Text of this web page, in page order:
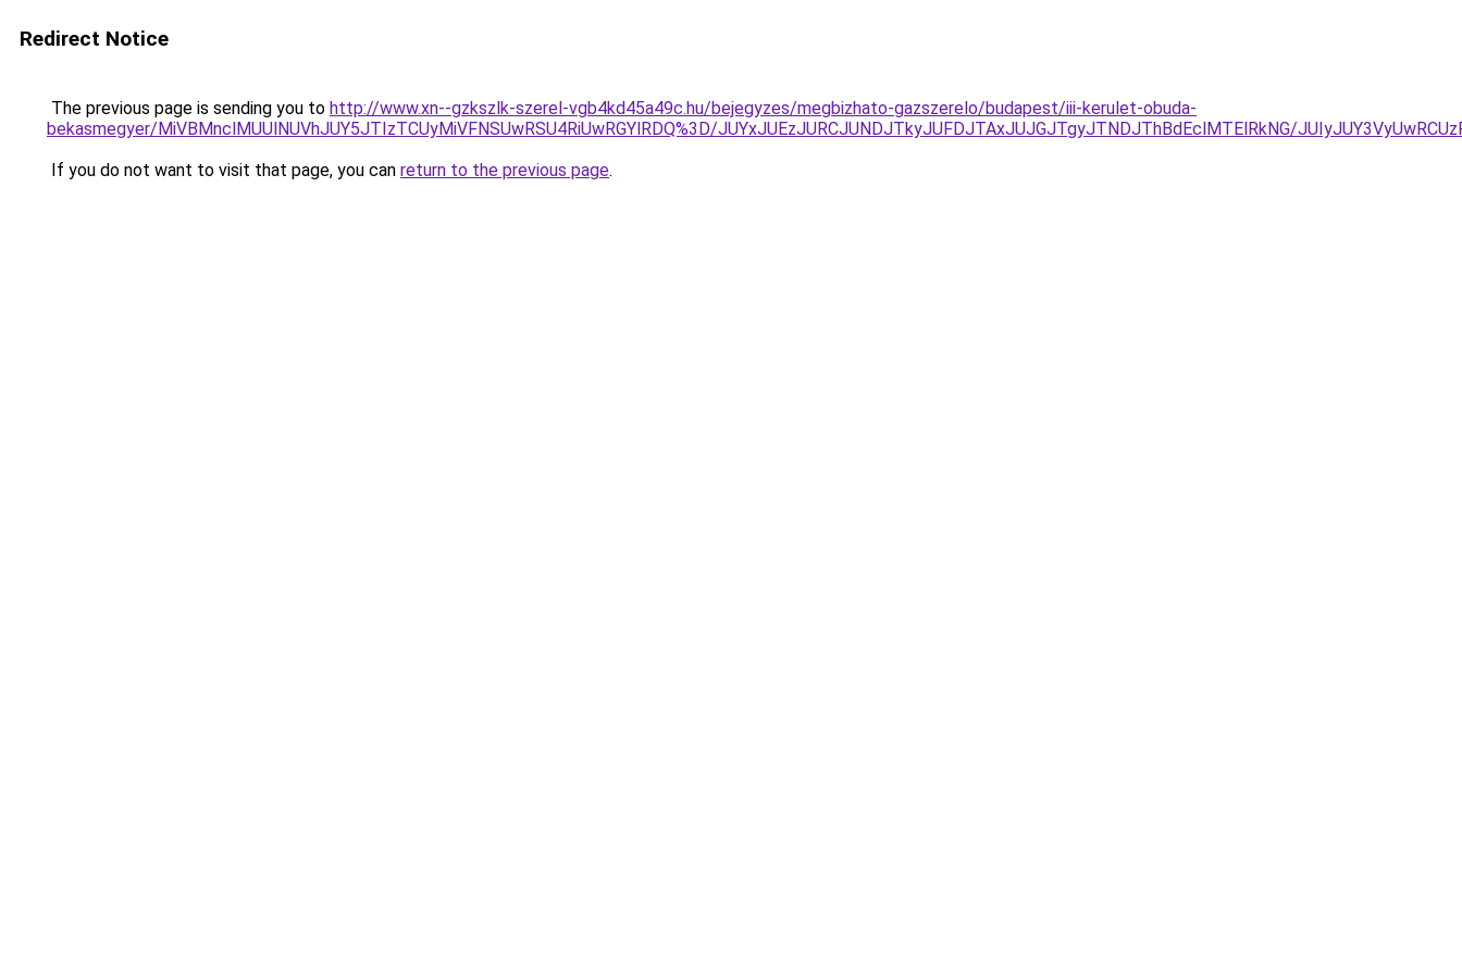
Redirect Notice
The previous page is sending you to http://www.xn--gzkszlk-szerel-vgb4kd45a49c.hu/bejegyzes/megbizhato-gazszerelo/budapest/iii-kerulet-obuda-
bekasmegyer/MiVBMnclMUUlNUVhJUY5JTIzTCUyMiVFNSUwRSU4RiUwRGYlRDQ%3D/JUYxJUEzJURCJUNDJTkyJUFDJTAxJUJGJTgyJTNDJThBdEclMTElRkNG/
If you do not want to visit that page, you can return to the previous page.